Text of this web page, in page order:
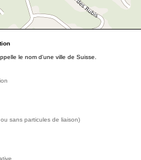
le nom d'une ville de Suisse.
sans particules de liaison)